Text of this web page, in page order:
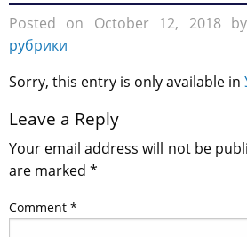
Posted on October 12, 2018 by
рубрики
Sorry, this entry is only available in
Leave a Reply
Your email address will not be
are marked *
Comment *